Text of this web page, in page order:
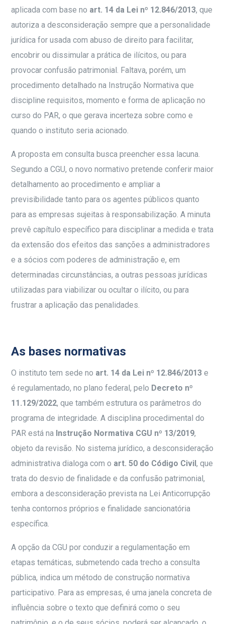
aplicada com base no art. 14 da Lei nº 12.846/2013, que
autoriza a desconsideração sempre que a personalidade
jurídica for usada com abuso de direito para facilitar,
encobrir ou dissimular a prática de ilícitos, ou para
provocar confusão patrimonial. Faltava, porém, um
procedimento detalhado na Instrução Normativa que
discipline requisitos, momento e forma de aplicação no
curso do PAR, o que gerava incerteza sobre como e
quando o instituto seria acionado.
A proposta em consulta busca preencher essa lacuna.
Segundo a CGU, o novo normativo pretende conferir maior
detalhamento ao procedimento e ampliar a
previsibilidade tanto para os agentes públicos quanto
para as empresas sujeitas à responsabilização. A minuta
prevê capítulo específico para disciplinar a medida e trata
da extensão dos efeitos das sanções a administradores
e a sócios com poderes de administração e, em
determinadas circunstâncias, a outras pessoas jurídicas
utilizadas para viabilizar ou ocultar o ilícito, ou para
frustrar a aplicação das penalidades.
As bases normativas
O instituto tem sede no art. 14 da Lei nº 12.846/2013 e
é regulamentado, no plano federal, pelo Decreto nº
11.129/2022, que também estrutura os parâmetros do
programa de integridade. A disciplina procedimental do
PAR está na Instrução Normativa CGU nº 13/2019,
objeto da revisão. No sistema jurídico, a desconsideração
administrativa dialoga com o art. 50 do Código Civil, que
trata do desvio de finalidade e da confusão patrimonial,
embora a desconsideração prevista na Lei Anticorrupção
tenha contornos próprios e finalidade sancionatória
específica.
A opção da CGU por conduzir a regulamentação em
etapas temáticas, submetendo cada trecho a consulta
pública, indica um método de construção normativa
participativo. Para as empresas, é uma janela concreta de
influência sobre o texto que definirá como o seu